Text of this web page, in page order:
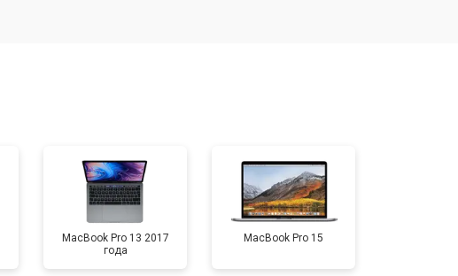
MacBook Pro 13 2017
года
MacBook Pro 15